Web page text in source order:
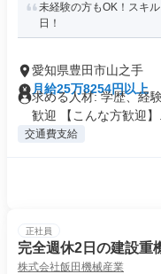
未経験の方もOK！スキ
日！
愛知県豊田市山之手
月給25万8254円以上
求める人材: 学歴、経
歓迎 【こんな方歓迎】
交通費支給
正社員
完全週休2日の建設重
株式会社飯田機械産業